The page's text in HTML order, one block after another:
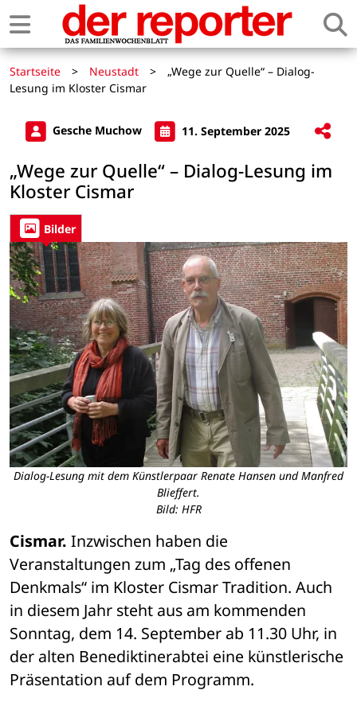
Startseite > Neustadt >
„Wege zur Quelle“ – Dialog-
Lesung im Kloster Cismar
Gesche Muchow 11. September 2025
„Wege zur Quelle“ – Dialog-Lesung im
Kloster Cismar
Bilder
Dialog-Lesung mit dem Künstlerpaar Renate Hansen und Manfred
Blieffert.
Bild: HFR
Cismar. Inzwischen haben die
Veranstaltungen zum „Tag des offenen
Denkmals“ im Kloster Cismar Tradition. Auch
in diesem Jahr steht aus am kommenden
Sonntag, dem 14. September ab 11.30 Uhr, in
der alten Benediktinerabtei eine künstlerische
Präsentation auf dem Programm.